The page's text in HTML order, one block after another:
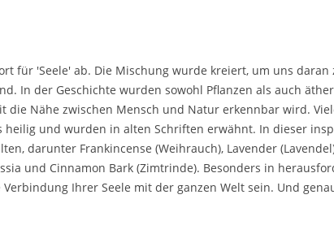
für 'Seele' ab. Die Mischung wurde kreiert, um uns
In der Geschichte wurden sowohl Pflanzen als auch
die Nähe zwischen Mensch und Natur erkennbar wird.
heilig und wurden in alten Schriften erwähnt. In dieser
darunter Frankincense (Weihrauch), Lavender
und Cinnamon Bark (Zimtrinde). Besonders in
Ihrer Seele mit der ganzen Welt sein. Und